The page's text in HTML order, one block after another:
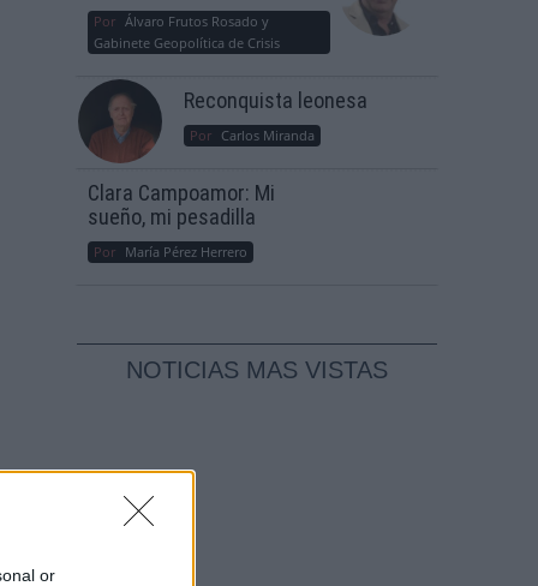
or
Por Álvaro Frutos Rosado y
Gabinete Geopolítica de Crisis
Reconquista leonesa
Por Carlos Miranda
Clara Campoamor: Mi
sueño, mi pesadilla
Por María Pérez Herrero
NOTICIAS MAS VISTAS